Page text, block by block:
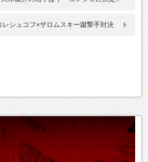
レシュコフ×ザロムスキー蹴撃手対決